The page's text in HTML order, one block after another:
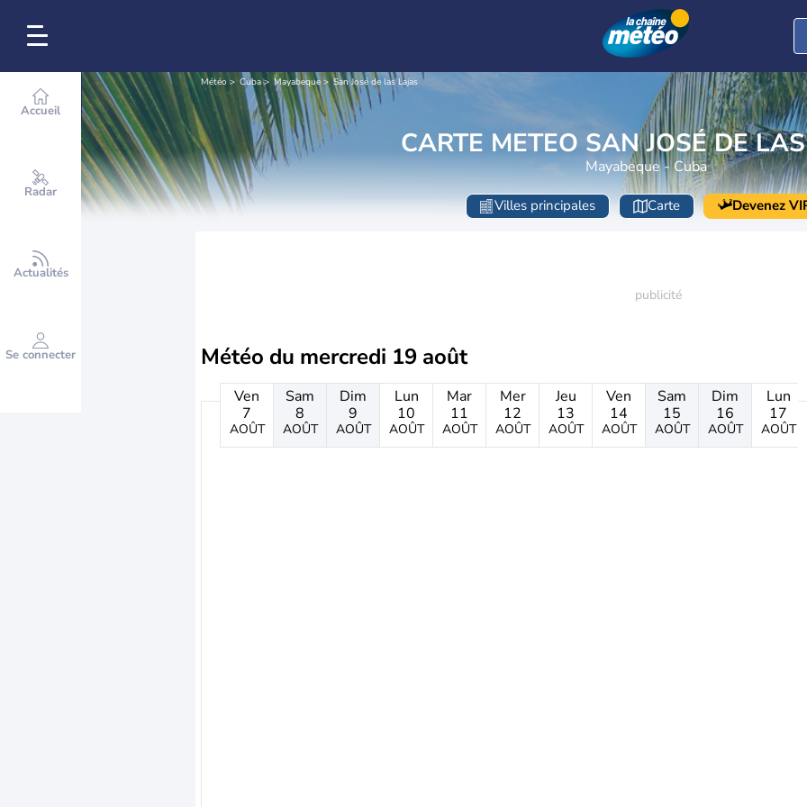
Accueil
Radar
Actualités
Se connecter
Météo Cuba Mayabeque San José de las Lajas
CARTE METEO SAN JOSÉ DE
Mayabeque - Cuba
Villes principales Carte Devenez
Météo du mercredi 19 août
Ven
7
AOÛT
Sam
8
AOÛT
Dim
9
AOÛT
Lun
10
AOÛT
Mar
11
AOÛT
Mer
12
AOÛT
Jeu
13
AOÛT
Ven
14
AOÛT
Sam
15
AOÛT
Dim
16
AOÛT
Lun
17
AOÛT